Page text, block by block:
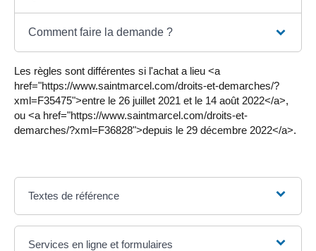
Comment faire la demande ?
Les règles sont différentes si l'achat a lieu <a
href="https://www.saintmarcel.com/droits-et-demarches/?
xml=F35475">entre le 26 juillet 2021 et le 14 août 2022</a>,
ou <a href="https://www.saintmarcel.com/droits-et-
demarches/?xml=F36828">depuis le 29 décembre 2022</a>.
Textes de référence
Services en ligne et formulaires